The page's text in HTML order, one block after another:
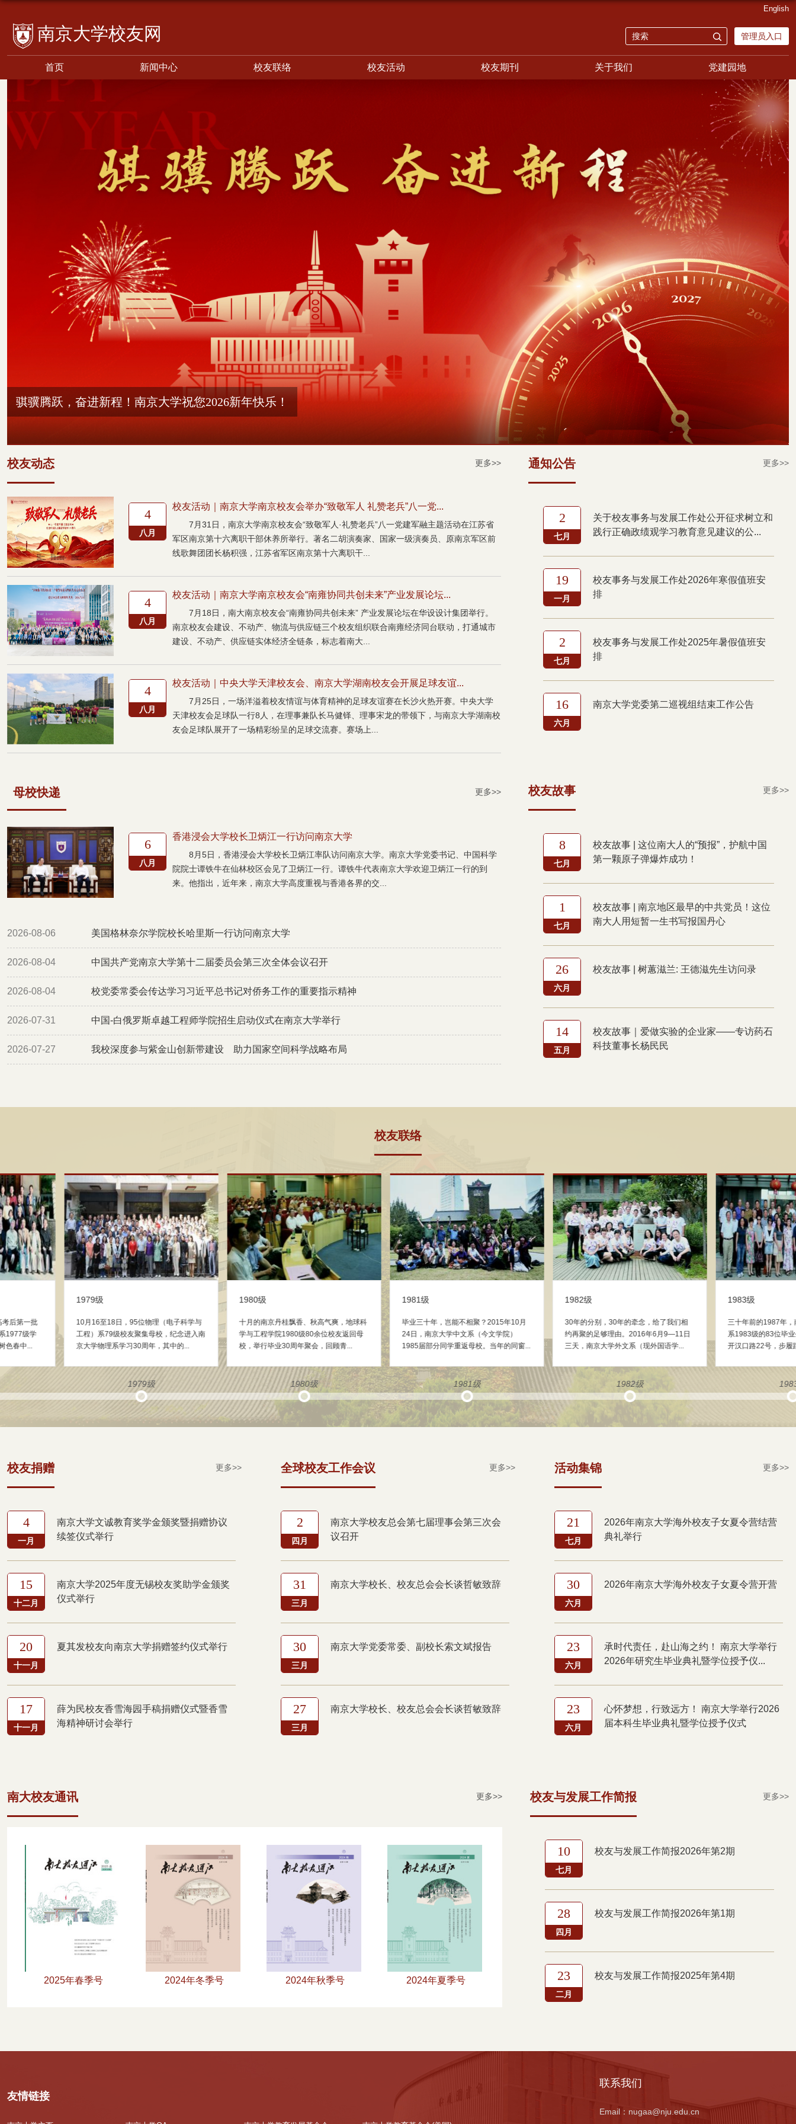
校友网 管理员入口
English
首页 新闻中心 校友联络 校友活动 校友期刊 关于我们 党建园地
南京大学仙林校区校训石揭幕仪式举行
校友动态 更多>>
4
八月
校友活动｜南京大学南京校友会举办“致敬军人 礼赞老兵”八一党...
7月31日，南京大学南京校友会“致敬军人·礼赞老兵”八一党建军融主题活动在江苏省
军区南京第十六离职干部休养所举行。著名二胡演奏家、国家一级演奏员、原南京军区前
线歌舞团团长杨积强，江苏省军区南京第十六离职干...
4
八月
校友活动｜南京大学南京校友会“南雍协同共创未来”产业发展论坛...
7月18日，南大南京校友会“南雍协同共创未来” 产业发展论坛在华设设计集团举行。
南京校友会建设、不动产、物流与供应链三个校友组织联合南雍经济同台联动，打通城市
建设、不动产、供应链实体经济全链条，标志着南大...
4
八月
校友活动｜中央大学天津校友会、南京大学湖南校友会开展足球友谊...
7月25日，一场洋溢着校友情谊与体育精神的足球友谊赛在长沙火热开赛。中央大学
天津校友会足球队一行8人，在理事兼队长马健铎、理事宋龙的带领下，与南京大学湖南校
友会足球队展开了一场精彩纷呈的足球交流赛。赛场上...
母校快递 更多>>
6
八月
香港浸会大学校长卫炳江一行访问南京大学
8月5日，香港浸会大学校长卫炳江率队访问南京大学。南京大学党委书记、中国科学
院院士谭铁牛在仙林校区会见了卫炳江一行。谭铁牛代表南京大学欢迎卫炳江一行的到
来。他指出，近年来，南京大学高度重视与香港各界的交...
2026-08-06 美国格林奈尔学院校长哈里斯一行访问南京大学
2026-08-04 中国共产党南京大学第十二届委员会第三次全体会议召开
2026-08-04 校党委常委会传达学习习近平总书记对侨务工作的重要指示精神
2026-07-31 中国-白俄罗斯卓越工程师学院招生启动仪式在南京大学举行
2026-07-27 我校深度参与紫金山创新带建设 助力国家空间科学战略布局
通知公告 更多>>
2
七月
关于校友事务与发展工作处公开征求树立和
践行正确政绩观学习教育意见建议的公...
19
一月
校友事务与发展工作处2026年寒假值班安
排
2
七月
校友事务与发展工作处2025年暑假值班安
排
16
六月
南京大学党委第二巡视组结束工作公告
校友故事 更多>>
8
七月
校友故事 | 这位南大人的“预报”，护航中国
第一颗原子弹爆炸成功！
1
七月
校友故事 | 南京地区最早的中共党员！这位
南大人用短暂一生书写报国丹心
26
六月
校友故事 | 树蕙滋兰: 王德滋先生访问录
14
五月
校友故事｜爱做实验的企业家——专访药石
科技董事长杨民民
校友联络
毕业三十年，岂能不相聚？2015年10月
24日，南京大学中文系（今文学院）
1985届部分同学重返母校。当年的同窗...
30年的分别，30年的牵念，给了我们相
约再聚的足够理由。2016年6月9—11日
三天，南京大学外文系（现外国语学...
1982级
三十年前的1987年，南京大学大气科学
系1983级的83位毕业生，怀揣着梦想离
开汉口路22号，步履蹒跚，负重前行...
1983级
对南京大学物理系1984级的同学们来
说,2008年的国庆节是难忘的.来自天南海
北的50位同学，毕业20年后,又回到...
1984级
2015年3月28日，一个草熏风暖的周末，
外国语学院1985级日文系近20位同学相
约返校，共同庆祝入学30周年的集...
校友捐赠 更多>>
4
一月
南京大学文诚教育奖学金颁奖暨捐赠协议
续签仪式举行
15
十二月
南京大学2025年度无锡校友奖助学金颁奖
仪式举行
20
十一月
夏其发校友向南京大学捐赠签约仪式举行
17
十一月
薛为民校友香雪海园手稿捐赠仪式暨香雪
海精神研讨会举行
全球校友工作会议 更多>>
2
四月
南京大学校友总会第七届理事会第三次会
议召开
31
三月
南京大学校长、校友总会会长谈哲敏致辞
30
三月
南京大学党委常委、副校长索文斌报告
27
三月
南京大学校长、校友总会会长谈哲敏致辞
活动集锦 更多>>
21
七月
2026年南京大学海外校友子女夏令营结营
典礼举行
30
六月
2026年南京大学海外校友子女夏令营开营
23
六月
承时代责任，赴山海之约！ 南京大学举行
2026年研究生毕业典礼暨学位授予仪...
23
六月
心怀梦想，行致远方！ 南京大学举行2026
届本科生毕业典礼暨学位授予仪式
南大校友通讯 更多>>
2025年春季号 2024年冬季号 2024年秋季号 2024年夏季号
校友与发展工作简报 更多>>
10
七月
校友与发展工作简报2026年第2期
28
四月
校友与发展工作简报2026年第1期
23
二月
校友与发展工作简报2025年第4期
友情链接
联系我们
Email： nugaa@nju.edu.cn